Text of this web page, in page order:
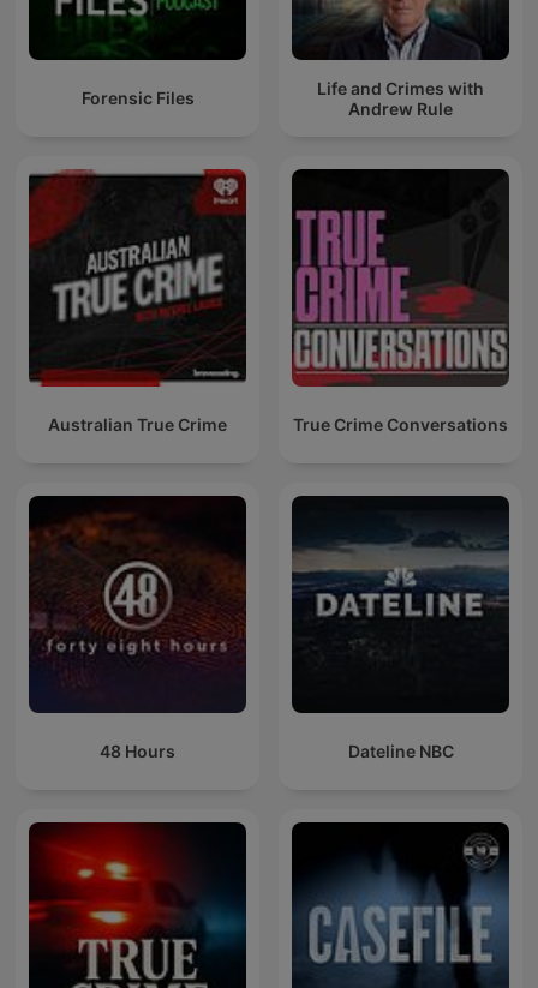
Forensic Files
Life and Crimes with
Andrew Rule
Australian True Crime True Crime Conversations
48 Hours Dateline NBC